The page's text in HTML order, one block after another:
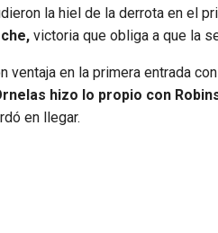
la hiel de la derrota en el
victoria que obliga a que la
ventaja en la primera entrada
hizo lo propio con
en llegar.